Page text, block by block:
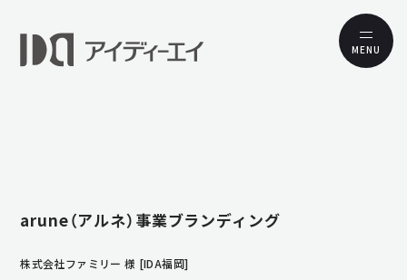
MENU
arune（アルネ）事業ブランディング
株式会社ファミリー 様 [IDA福岡]